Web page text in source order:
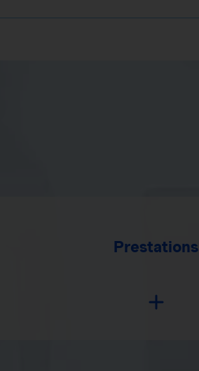
Prestations